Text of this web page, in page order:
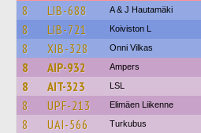
8 LIB-688 A & J Hautamäki
8 LIB-721 Koiviston L
8 XIB-328 Onni Vilkas
8 AIP-932 Ampers
8 AIT-323 LSL
8 UPF-213 Elimäen Liikenne
8 UAI-566 Turkubus